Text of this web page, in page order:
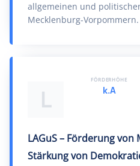
allgemeinen und
Mecklenburg-Vorpommern.
L
LAGuS – Förderung
Stärkung von
FÖRDERHÖHE
k.A